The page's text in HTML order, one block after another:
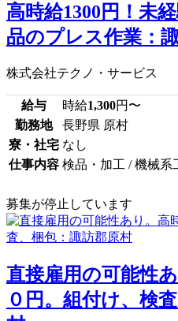
高時給1300円！未
品のプレス作業：
株式会社テクノ・サービス
給与 時給1,300円〜
勤務地
長野県 原村
寮・社宅 なし
仕事内容 検品・加工 / 機械系
募集が停止しています
直接雇用の可能性
０円。組付け、検